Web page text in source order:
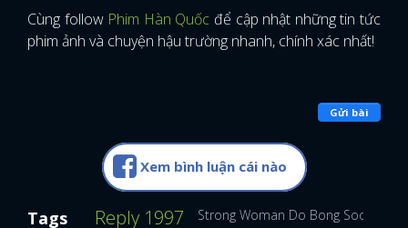
Cùng follow Phim Hàn Quốc để cập nhật những tin tức
phim ảnh và chuyện hậu trường nhanh, chính xác nhất!
Gửi bài
Xem bình luận cái nào
Tags Reply 1997 Strong Woman Do Bong Soon -